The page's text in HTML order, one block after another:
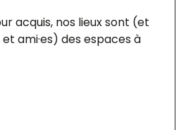
acquis, nos lieux sont (et
ami·es) des espaces à